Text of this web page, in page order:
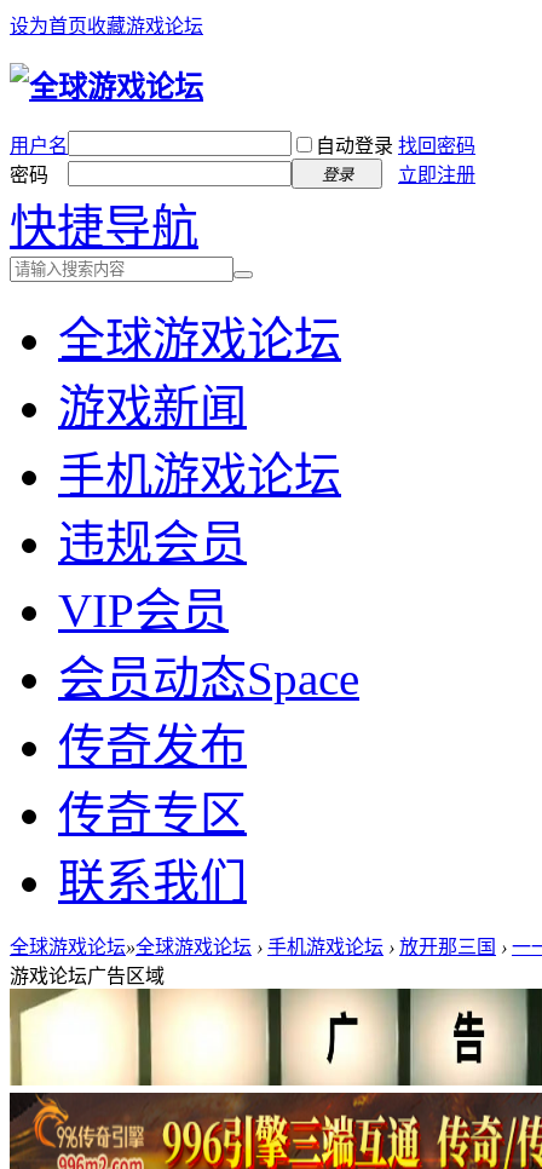
设为首页收藏游戏论坛
用户名 自动登录 找回密码
密码
登录 立即注册
快捷导航
全球游戏论坛
游戏新闻
手机游戏论坛
违规会员
VIP会员
会员动态Space
传奇发布
传奇专区
联系我们
全球游戏论坛»全球游戏论坛 › 手机游戏论坛 › 放开那三国 › 一
游戏论坛广告区域